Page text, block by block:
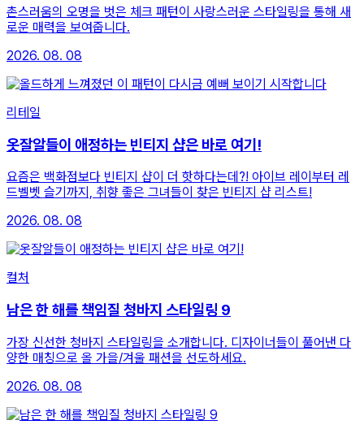
촌스러움의 오명을 벗은 체크 패턴이 사랑스러운 스타일링을 통해 새
로운 매력을 보여줍니다.
2026. 08. 08
리테일
옷잘알들이 애정하는 빈티지 샵은 바로 여기!
요즘은 백화점보다 빈티지 샵이 더 핫하다는데?! 아이브 레이부터 레
드벨벳 슬기까지, 취향 좋은 그녀들이 찾은 빈티지 샵 리스트!
2026. 08. 08
컬처
남은 한 해를 책임질 청바지 스타일링 9
가장 신선한 청바지 스타일링을 소개합니다. 디자이너들이 풀어낸 다
양한 매칭으로 올 가을/겨울 패션을 선도하세요.
2026. 08. 08